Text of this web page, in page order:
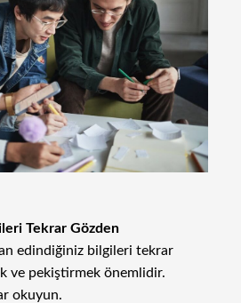
Tekrar Gözden
edindiğiniz bilgileri tekrar
ve pekiştirmek önemlidir.
okuyun.